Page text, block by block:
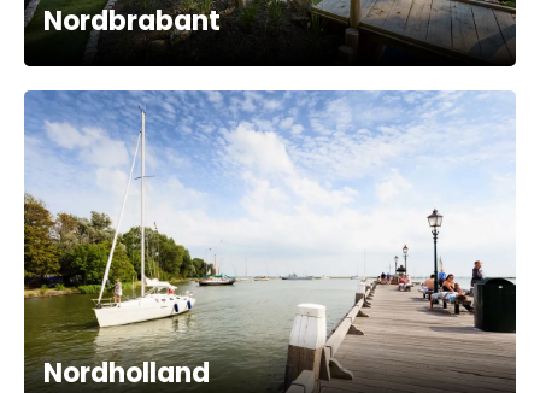
Nordbrabant
Nordholland